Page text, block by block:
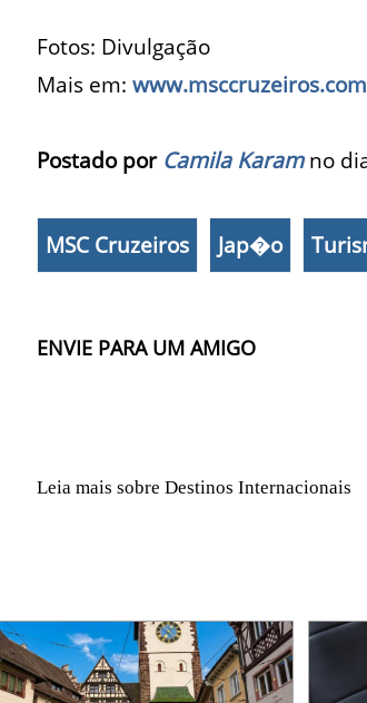
Fotos: Divulgação
Mais em:
Postado por Camila Karam no
MSC Cruzeiros Jap�o
ENVIE PARA UM AMIGO
Leia mais sobre Destinos Internacionais